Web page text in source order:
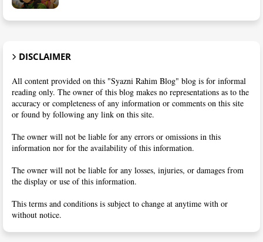
DISCLAIMER
All content provided on this "Syazni Rahim Blog" blog is for informal
reading only. The owner of this blog makes no representations as to the
accuracy or completeness of any information or comments on this site
or found by following any link on this site.
The owner will not be liable for any errors or omissions in this
information nor for the availability of this information.
The owner will not be liable for any losses, injuries, or damages from
the display or use of this information.
This terms and conditions is subject to change at anytime with or
without notice.